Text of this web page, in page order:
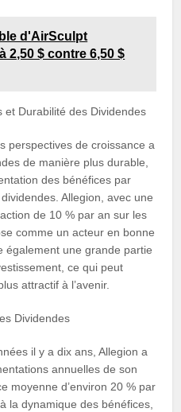
d'AirSculpt
2,50 $ contre 6,50 $
et Durabilité des Dividendes
perspectives de croissance a
de manière plus durable,
des bénéfices par
Allegion, avec une
de 10 % par an sur les
comme un acteur en bonne
également une grande partie
ce qui peut
attractif à l’avenir.
Dividendes
il y a dix ans, Allegion a
annuelles de son
moyenne d’environ 20 % par
la dynamique des bénéfices,